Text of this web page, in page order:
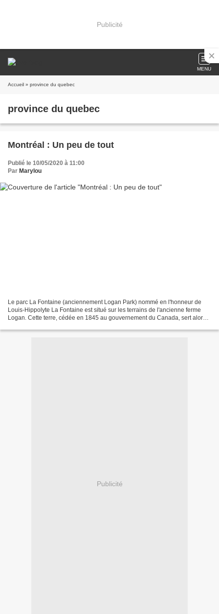
Publicité
MENU
Accueil » province du quebec
province du quebec
Montréal : Un peu de tout
Publié le 10/05/2020 à 11:00
Par Marylou
Le parc La Fontaine (anciennement Logan Park) nommé en l'honneur de
Louis-Hippolyte La Fontaine est situé sur les terrains de l'ancienne ferme
Logan. Cette terre, cédée en 1845 au gouvernement du Canada, sert alors
Publicité